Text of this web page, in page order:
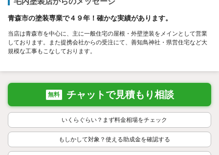
青森市の塗装専業で４９年！確かな実績があります。
当店は青森市を中心に、主に一般住宅の屋根・外壁塗装をメインとして営業
しております。また提携会社からの受注にて、善知鳥神社・県営住宅など大
規模な工事もこなしております。
無料 チャットで見積もり相談
いくらぐらい？まず料金相場をチェック
もしかして対象？使える助成金を確認する